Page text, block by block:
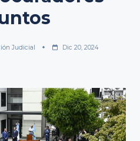
Judicial Dic 20, 2024